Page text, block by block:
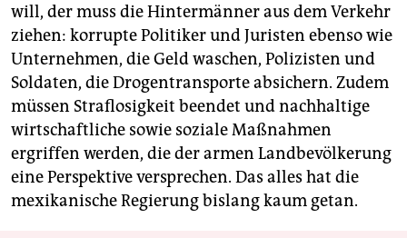
will, der muss die Hintermänner aus dem Verkehr
ziehen: korrupte Politiker und Juristen ebenso wie
Unternehmen, die Geld waschen, Polizisten und
Soldaten, die Drogentransporte absichern. Zudem
müssen Straflosigkeit beendet und nachhaltige
wirtschaftliche sowie soziale Maßnahmen
ergriffen werden, die der armen Landbevölkerung
eine Perspektive versprechen. Das alles hat die
mexikanische Regierung bislang kaum getan.